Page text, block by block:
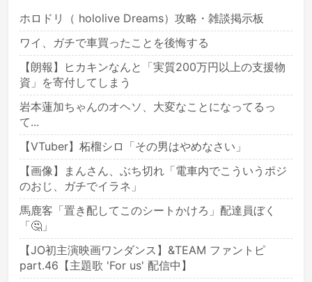
ホロドリ（ hololive Dreams）攻略・雑談掲示板
ワイ、ガチで車買ったことを後悔する
【朗報】ヒカキンなんと「実質200万円以上の支援物
資」を寄付してしまう
岩本蓮加ちゃんのオヘソ、大変なことになってるっ
て...
【VTuber】柘榴シロ「その男はやめなさい」
【画像】まんさん、ぶち切れ「電車内でこういうポジ
のおじ、ガチでイラネ」
馬鹿客「置き配してこのシートかけろ」配達員ぼく
「🤔」
【JO初主演映画ワンダンス】&TEAM ファントピ
part.46【主題歌 'For us' 配信中】